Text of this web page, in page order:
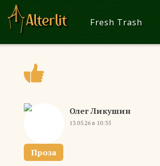
Fresh Trash
Олег Ликушин
13.05.26 в 10:35
Проза